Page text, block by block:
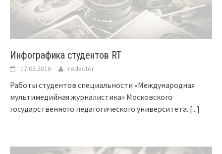
Инфографика студентов RT
17.05.2016 redactor
Работы студентов специальности «Международная
мультимедийная журналистика» Московского
государственного педагогического университета. [...]